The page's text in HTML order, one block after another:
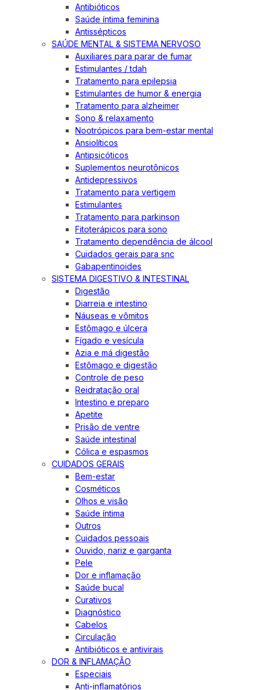
Antibióticos
Saúde íntima feminina
Antissépticos
SAÚDE MENTAL & SISTEMA NERVOSO
Auxiliares para parar de fumar
Estimulantes / tdah
Tratamento para epilepsia
Estimulantes de humor & energia
Tratamento para alzheimer
Sono & relaxamento
Nootrópicos para bem-estar mental
Ansiolíticos
Antipsicóticos
Suplementos neurotônicos
Antidepressivos
Tratamento para vertigem
Estimulantes
Tratamento para parkinson
Fitoterápicos para sono
Tratamento dependência de álcool
Cuidados gerais para snc
Gabapentinoides
SISTEMA DIGESTIVO & INTESTINAL
Digestão
Diarreia e intestino
Náuseas e vômitos
Estômago e úlcera
Fígado e vesícula
Azia e má digestão
Estômago e digestão
Controle de peso
Reidratação oral
Intestino e preparo
Apetite
Prisão de ventre
Saúde intestinal
Cólica e espasmos
CUIDADOS GERAIS
Bem-estar
Cosméticos
Olhos e visão
Saúde íntima
Outros
Cuidados pessoais
Ouvido, nariz e garganta
Pele
Dor e inflamação
Saúde bucal
Curativos
Diagnóstico
Cabelos
Circulação
Antibióticos e antivirais
DOR & INFLAMAÇÃO
Especiais
Anti-inflamatórios